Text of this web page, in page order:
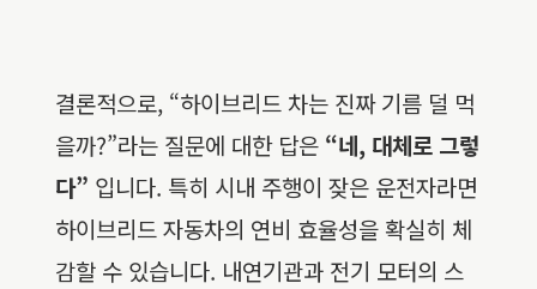
결론적으로, “하이브리드 차는 진짜 기름 덜 먹
을까?”라는 질문에 대한 답은 “네, 대체로 그렇
다” 입니다. 특히 시내 주행이 잦은 운전자라면
하이브리드 자동차의 연비 효율성을 확실히 체
감할 수 있습니다. 내연기관과 전기 모터의 스